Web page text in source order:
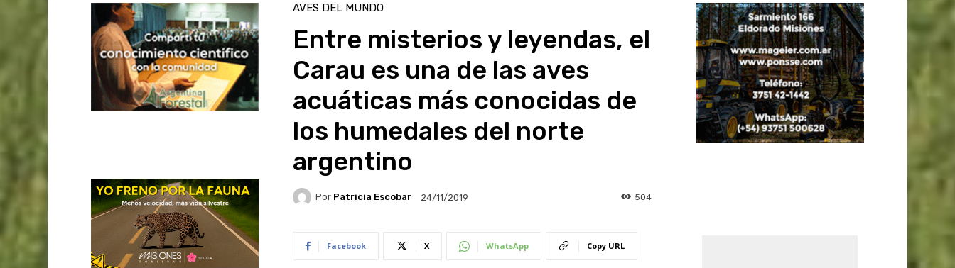
AVES DEL MUNDO
Entre misterios y leyendas, el
Carau es una de las aves
acuáticas más conocidas de
los humedales del norte
argentino
Por Patricia Escobar 24/11/2019 504
Facebook X WhatsApp Copy URL